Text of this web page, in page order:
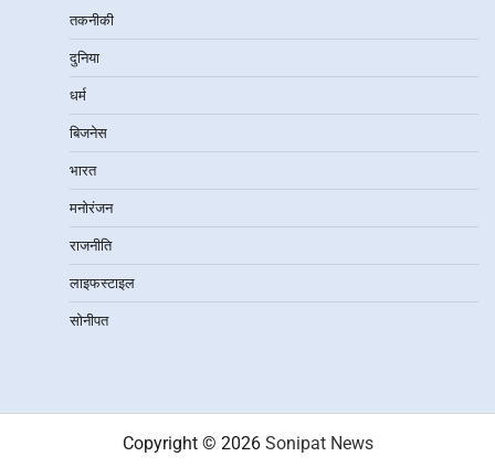
तकनीकी
दुनिया
धर्म
बिजनेस
भारत
मनोरंजन
राजनीति
लाइफस्टाइल
सोनीपत
Copyright © 2026 Sonipat News